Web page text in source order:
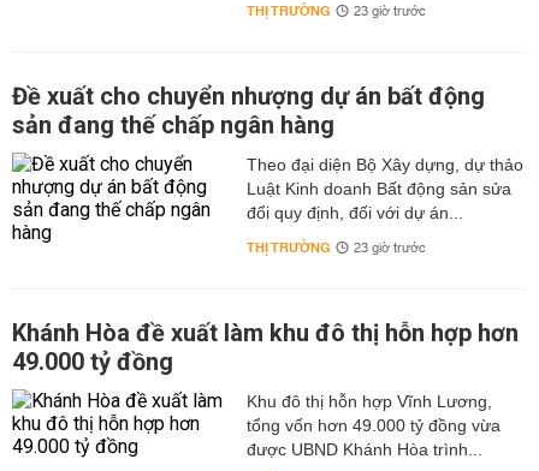
THỊ TRƯỜNG 23 giờ trước
Đề xuất cho chuyển nhượng dự án bất động
sản đang thế chấp ngân hàng
Theo đại diện Bộ Xây dựng, dự thảo
Luật Kinh doanh Bất động sản sửa
đổi quy định, đối với dự án...
THỊ TRƯỜNG 23 giờ trước
Khánh Hòa đề xuất làm khu đô thị hỗn hợp hơn
49.000 tỷ đồng
Khu đô thị hỗn hợp Vĩnh Lương,
tổng vốn hơn 49.000 tỷ đồng vừa
được UBND Khánh Hòa trình...